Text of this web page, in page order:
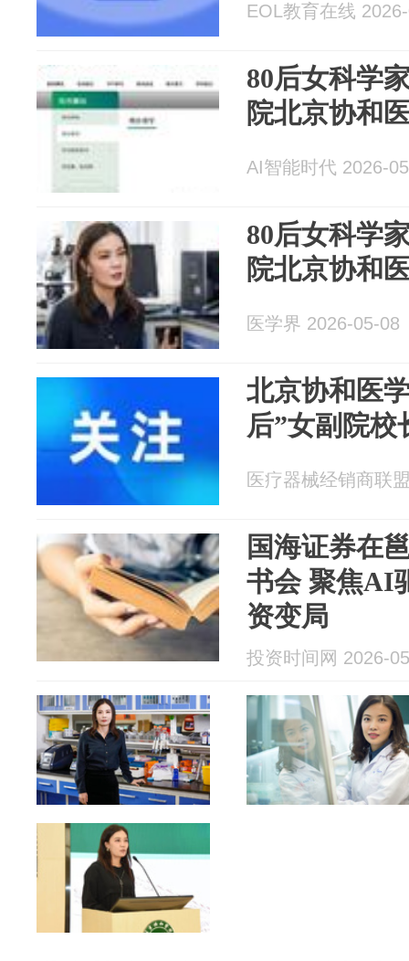
EOL教育在线
80后女科学
院北京协和
AI智能时代 2026-
80后女科学
院北京协和
医学界 2026-05-08
北京协和医
后”女副院校
医疗器械经销商联
国海证券在
书会 聚焦AI
资变局
投资时间网 2026-